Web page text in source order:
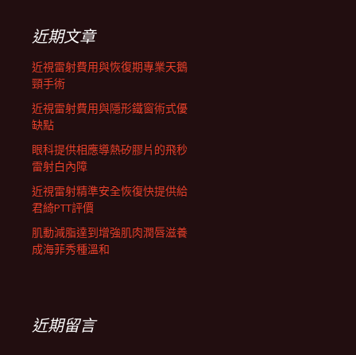
列近期文章
近視雷射費用與恢復期專業天鵝
頸手術
近視雷射費用與隱形鐵窗術式優
缺點
眼科提供相應導熱矽膠片的飛秒
雷射白內障
近視雷射精準安全恢復快提供給
君綺PTT評價
肌動減脂達到增強肌肉潤唇滋養
成海菲秀種溫和
近期留言